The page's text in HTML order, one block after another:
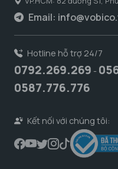
Email:
Hotline hỗ trợ 24/7
0792.269.269 -
0587.776.776
Kết nối với chúng tôi: